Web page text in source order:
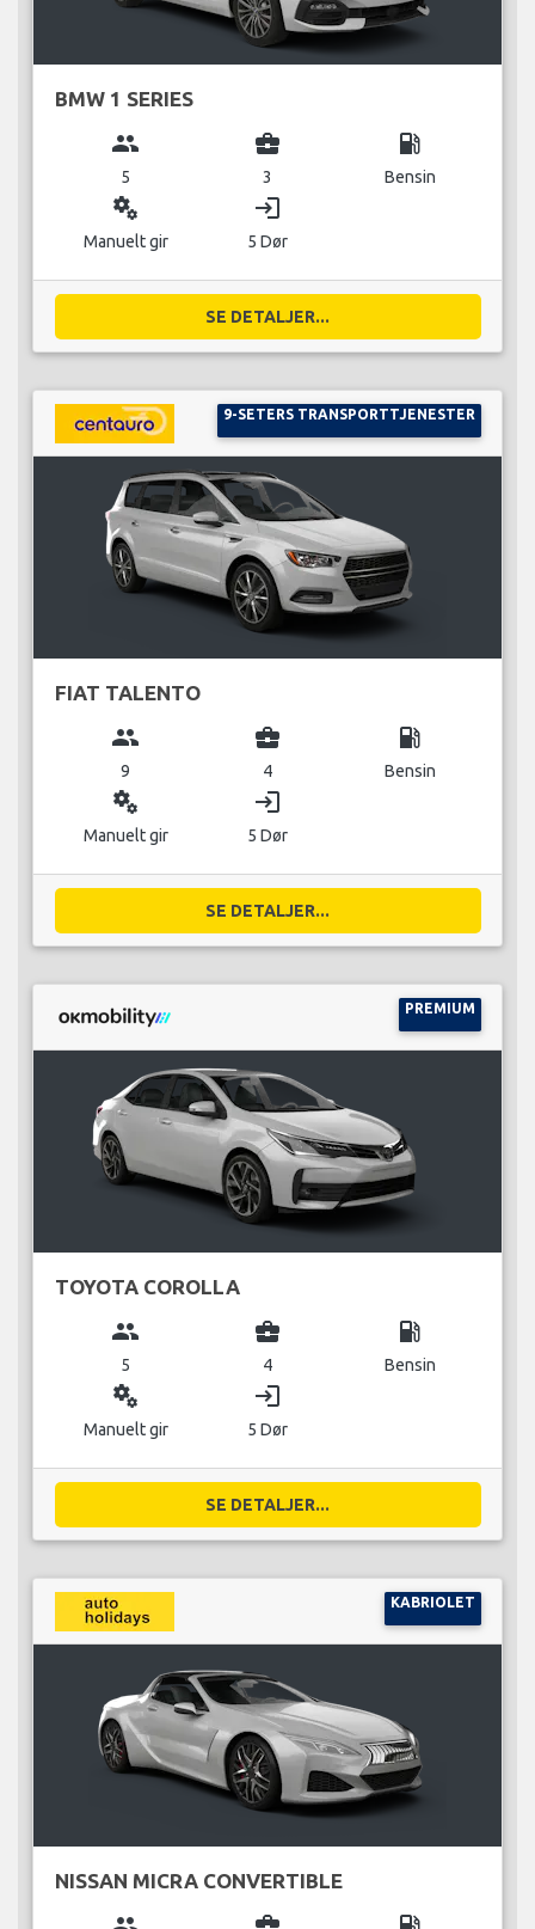
BMW 1 SERIES
group
5
business_center
3
local_gas_station
Bensin
miscellaneous_services
Manuelt gir
login
5 Dør
SE DETALJER...
9-SETERS TRANSPORTTJENESTER
FIAT TALENTO
group
9
business_center
4
local_gas_station
Bensin
miscellaneous_services
Manuelt gir
login
5 Dør
SE DETALJER...
PREMIUM
TOYOTA COROLLA
group
5
business_center
4
local_gas_station
Bensin
miscellaneous_services
Manuelt gir
login
5 Dør
SE DETALJER...
KABRIOLET
NISSAN MICRA CONVERTIBLE